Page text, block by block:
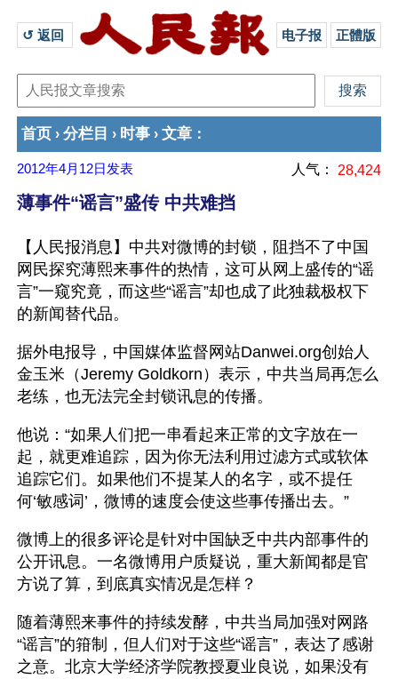
↺ 返回 电子报 正體版
首页 › 分栏目 › 时事 › 文章 ：
2012年4月12日 发表 人气： 28,424
薄事件“谣言”盛传 中共难挡
【人民报消息】中共对微博的封锁，阻挡不了中国
网民探究薄熙来事件的热情，这可从网上盛传的“谣
言”一窥究竟，而这些“谣言”却也成了此独裁极权下
的新闻替代品。
据外电报导，中国媒体监督网站Danwei.org创始人
金玉米（Jeremy Goldkorn）表示，中共当局再怎么
老练，也无法完全封锁讯息的传播。
他说：“如果人们把一串看起来正常的文字放在一
起，就更难追踪，因为你无法利用过滤方式或软体
追踪它们。如果他们不提某人的名字，或不提任
何‘敏感词’，微博的速度会使这些事传播出去。”
微博上的很多评论是针对中国缺乏中共内部事件的
公开讯息。一名微博用户质疑说，重大新闻都是官
方说了算，到底真实情况是怎样？
随着薄熙来事件的持续发酵，中共当局加强对网路
“谣言”的箝制，但人们对于这些“谣言”，表达了感谢
之意。北京大学经济学院教授夏业良说，如果没有